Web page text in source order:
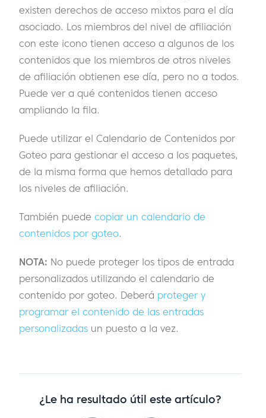
existen derechos de acceso mixtos para el día
asociado. Los miembros del nivel de afiliación
con este icono tienen acceso a algunos de los
contenidos que los miembros de otros niveles
de afiliación obtienen ese día, pero no a todos.
Puede ver a qué contenidos tienen acceso
ampliando la fila.
Puede utilizar el Calendario de Contenidos por
Goteo para gestionar el acceso a los paquetes,
de la misma forma que hemos detallado para
los niveles de afiliación.
También puede copiar un calendario de
contenidos por goteo.
NOTA: No puede proteger los tipos de entrada
personalizados utilizando el calendario de
contenido por goteo. Deberá proteger y
programar el contenido de las entradas
personalizadas un puesto a la vez.
¿Le ha resultado útil este artículo?